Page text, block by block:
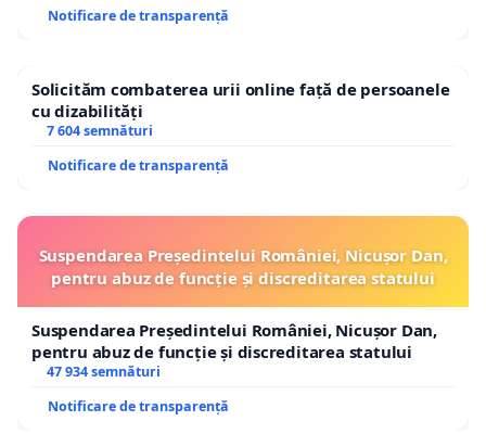
Notificare de transparență
Solicităm combaterea urii online față de persoanele
cu dizabilități
7 604 semnături
Notificare de transparență
Suspendarea Președintelui României, Nicușor Dan,
pentru abuz de funcție și discreditarea statului
Suspendarea Președintelui României, Nicușor Dan,
pentru abuz de funcție și discreditarea statului
47 934 semnături
Notificare de transparență